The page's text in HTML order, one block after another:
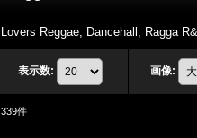
Lovers Reggae, Dancehall, Ragga
表示数: 画像:
339件